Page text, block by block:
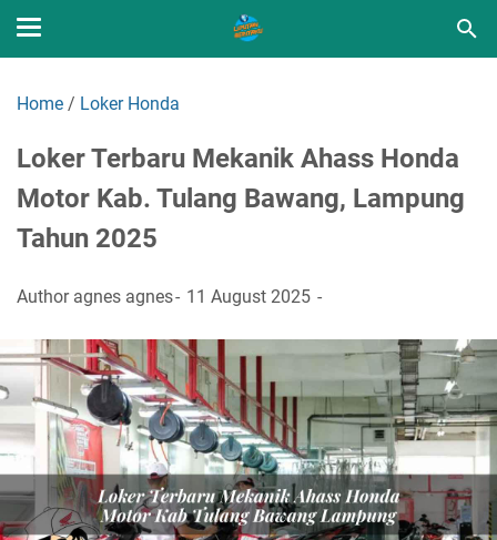
Home / Loker Honda
Loker Terbaru Mekanik Ahass Honda
Motor Kab. Tulang Bawang, Lampung
Tahun 2025
Author agnes agnes 11 August 2025